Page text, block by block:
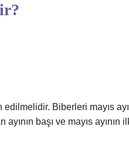
Biberleri mayıs
başı ve mayıs ayının